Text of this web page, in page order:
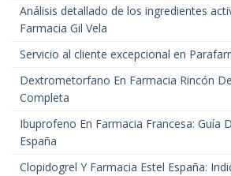
Análisis detallado de los ingredientes
Farmacia Gil Vela
Servicio al cliente excepcional en
Dextrometorfano En Farmacia Rincón
Completa
Ibuprofeno En Farmacia Francesa: Guía
España
Clopidogrel Y Farmacia Estel España: